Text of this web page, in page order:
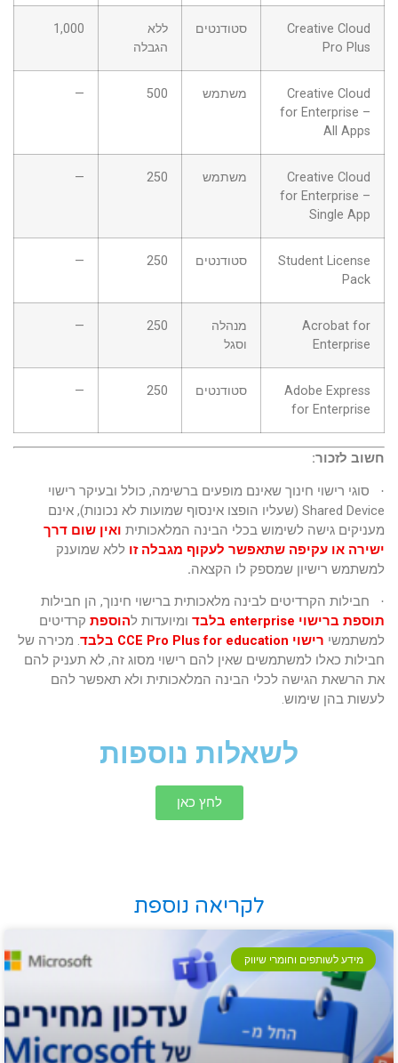
Creative Cloud
Pro Plus
סטודנטים
ללא
הגבלה
1,000
Creative Cloud
for Enterprise –
All Apps
משתמש 500
—
Creative Cloud
for Enterprise –
Single App
משתמש 250
—
Student License
Pack
סטודנטים 250
—
Acrobat for
Enterprise
מנהלה
וסגל
250
—
Adobe Express
for Enterprise
סטודנטים 250
—
חשוב לזכור:
·
סוגי רישוי חינוך שאינם מופעים ברשימה, כולל ובעיקר רישוי
Shared Device(שעליו הופצו אינסוף שמועות לא נכונות), אינם
מעניקים גישה לשימוש בכלי הבינה המלאכותית ואין שום דרך
ישירה או עקיפה שתאפשר לעקוף מגבלה זו ללא שמוענק
למשתמש רישיון שמספק לו הקצאה.
·
חבילות הקרדיטים לבינה מלאכותית ברישוי חינוך, הן חבילות
תוספת ברישוי enterpriseבלבד ומיועדות להוספתקרדיטים
למשתמשי רישוי CCE Pro Plus for education בלבד. מכירה של
חבילות כאלו למשתמשים שאין להם רישוי מסוג זה, לא תעניק להם
את הרשאת הגישה לכלי הבינה המלאכותית ולא תאפשר להם
לעשות בהן שימוש.
לשאלות נוספות
לחץ כאן
לקריאה נוספת
מידע לשותפים וחומרי שיווק